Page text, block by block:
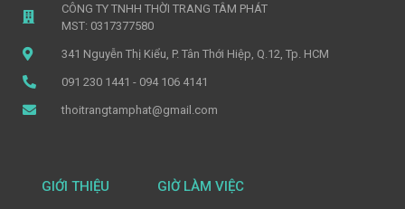
CÔNG TY TNHH THỜI TRANG TÂM PHÁT
MST: 0317377580
341 Nguyễn Thị Kiểu, P. Tân Thới Hiệp, Q.12, Tp. HCM
091 230 1441 - 094 106 4141
thoitrangtamphat@gmail.com
GIỚI THIỆU GIỜ LÀM VIỆC